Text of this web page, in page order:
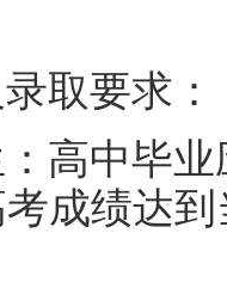
取要求：
高中毕
成绩达